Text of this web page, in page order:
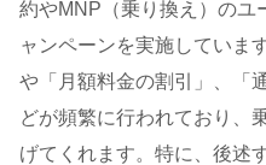
約やMNP（乗り換え）のユ
ャンペーンを実施していま
や「月額料金の割引」、「
どが頻繁に行われており、
げてくれます。特に、後述